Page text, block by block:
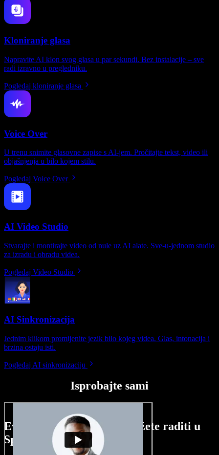
Kloniranje glasa
Napravite AI klon svog glasa u par sekundi. Bez instalacije – sve
radi izravno u pregledniku.
Pogledaj kloniranje glasa
Voice Over
U trenu snimite glasovne zapise s AI-jem. Pročitajte tekst, video ili
objašnjenja u bilo kojem stilu.
Pogledaj Voice Over
AI Video Studio
Stvarajte i montirajte video od nule uz AI alate. Sve-u-jednom studio
za izradu i obradu videa.
Pogledaj Video Studio
AI Sinkronizacija
Jednim klikom promijenite jezik bilo kojeg videa. Glas, intonacija i
brzina ostaju isti.
Pogledaj AI sinkronizaciju
Isprobajte sami
Evo malog pregleda što možete raditi u
Speechify Studiju.